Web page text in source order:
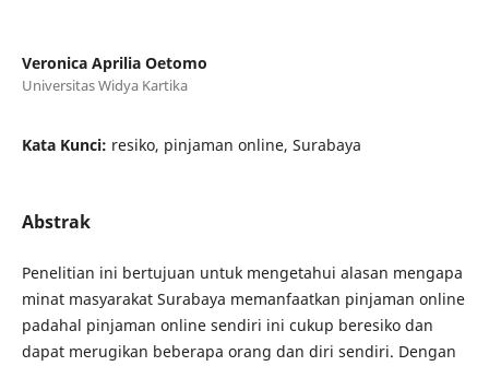
Veronica Aprilia Oetomo
Universitas Widya Kartika
Kata Kunci: resiko, pinjaman online, Surabaya
Abstrak
Penelitian ini bertujuan untuk mengetahui alasan mengapa
minat masyarakat Surabaya memanfaatkan pinjaman online
padahal pinjaman online sendiri ini cukup beresiko dan
dapat merugikan beberapa orang dan diri sendiri. Dengan